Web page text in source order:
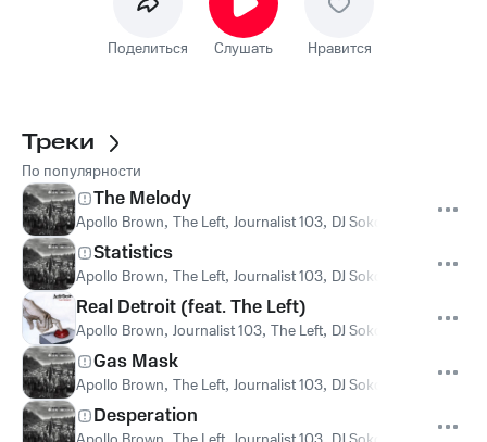
Поделиться Слушать Нравится
Треки
По популярности
The Melody
Apollo Brown, The Left, Journalist 103, DJ Soko
Statistics
Apollo Brown, The Left, Journalist 103, DJ Soko
Real Detroit (feat. The Left)
Apollo Brown, Journalist 103, The Left, DJ Soko
Gas Mask
Apollo Brown, The Left, Journalist 103, DJ Soko
Desperation
, , ,